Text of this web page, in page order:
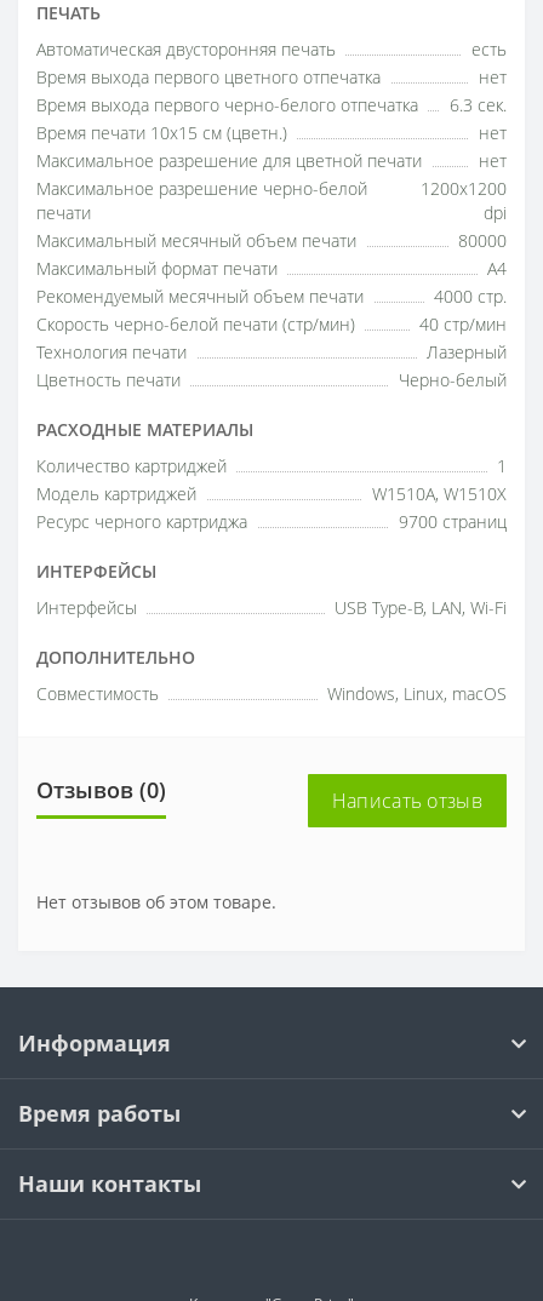
ПЕЧАТЬ
Автоматическая двусторонняя печать
есть
Время выхода первого цветного отпечатка
нет
Время выхода первого черно-белого отпечатка
6.3 сек.
Время печати 10x15 см (цветн.)
нет
Максимальное разрешение для цветной печати
нет
Максимальное разрешение черно-белой
печати
1200x1200
dpi
Максимальный месячный объем печати
80000
Максимальный формат печати
A4
Рекомендуемый месячный объем печати
4000 стр.
Скорость черно-белой печати (стр/мин)
40 стр/мин
Технология печати
Лазерный
Цветность печати
Черно-белый
РАСХОДНЫЕ МАТЕРИАЛЫ
Количество картриджей
1
Модель картриджей
W1510A, W1510X
Ресурс черного картриджа
9700 страниц
ИНТЕРФЕЙСЫ
Интерфейсы USB Type-B, LAN, Wi-Fi
ДОПОЛНИТЕЛЬНО
Совместимость Windows, Linux, macOS
Отзывов (0) Написать отзыв
Нет отзывов об этом товаре.
Информация
Время работы
Наши контакты